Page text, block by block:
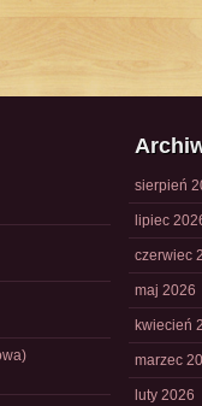
sierpień
lipiec
czerwiec
maj 2026
kwiecień
marzec
luty 2026